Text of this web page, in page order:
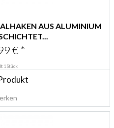
AUS ALUMINIUM
€ *
1 Stück